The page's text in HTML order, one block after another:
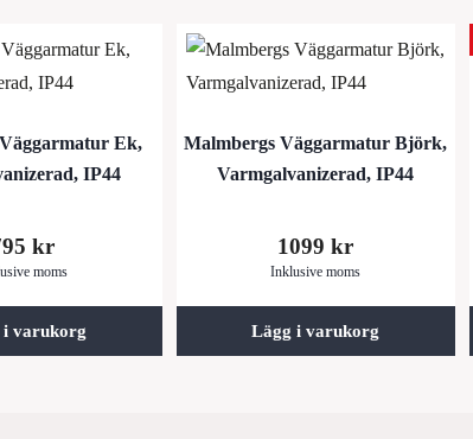
Ek,
IP44
kr
moms
i varukorg
Malmbergs Väggarmatur Björk,
Varmgalvanizerad, IP44
1099kr
Inklusive moms
Lägg i varukorg